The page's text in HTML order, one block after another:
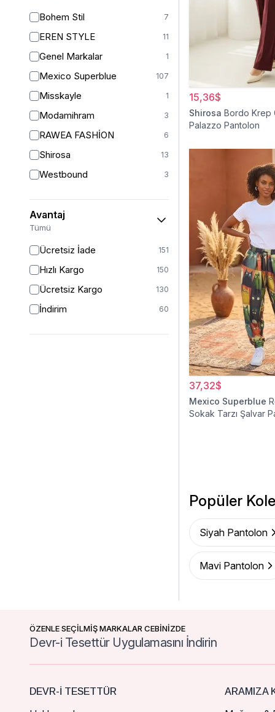
44 4
46
Bohem Stil 7
EREN STYLE 11
Genel Markalar 1
Mexico Superblue 107
Misskayle 1
Modamihram 3
RAWEA FASHİON 6
Shirosa 13
Westbound 3
Avantaj
Tümü
Ücretsiz İade 151
Hızlı Kargo 150
Ücretsiz Kargo 130
İndirim 60
15,36$
Shirosa Bordo Krep
Palazzo Pantolon
37,32$
Mexico Superblue
Sokak Tarzı Şalvar
Popüler
Siyah Pantolon
Mavi Pantolon
ÖZENLE SEÇİLMİŞ MARKALAR CEBİNİZDE
Devr-i Tesettür Uygulamasını İndirin
DEVR-I TESETTÜR ARAMIZA